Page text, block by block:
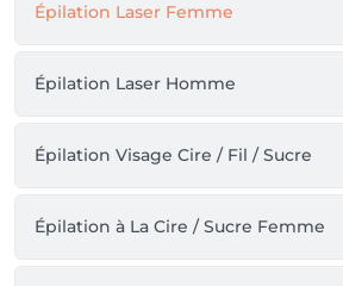
Épilation Laser Femme
Épilation Laser Homme
Épilation Visage Cire / Fil / Sucre
Épilation à La Cire / Sucre Femme